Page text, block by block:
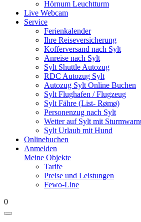
Hörnum Leuchtturm
Live Webcam
Service
Ferienkalender
Ihre Reiseversicherung
Kofferversand nach Sylt
Anreise nach Sylt
Sylt Shuttle Autozug
RDC Autozug Sylt
Autozug Sylt Online Buchen
Sylt Flughafen / Flugzeug
Sylt Fähre (List- Rømø)
Personenzug nach Sylt
Wetter auf Sylt mit
Sylt Urlaub mit Hund
Onlinebuchen
Anmelden
Meine Objekte
Tarife
Preise und Leistungen
Fewo-Line
0